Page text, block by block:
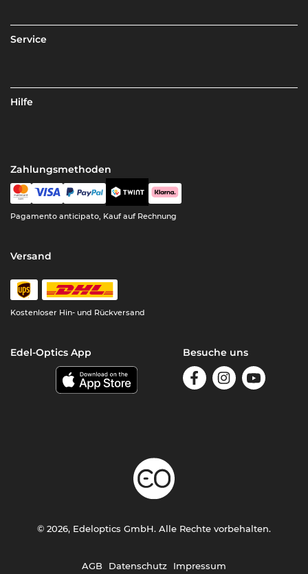
Service
Hilfe
Zahlungsmethoden
Pagamento anticipato, Kauf auf Rechnung
Versand
Kostenloser Hin- und Rückversand
Edel-Optics App Besuche uns
AGB Datenschutz Impressum
© 2026, Edeloptics GmbH. Alle Rechte vorbehalten.